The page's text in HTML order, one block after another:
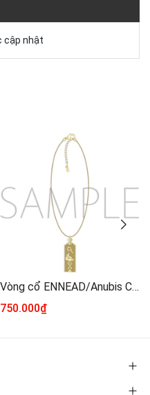
cập nhật
Vòng cổ ENNEAD/Anubis Chính hãng
750.000₫